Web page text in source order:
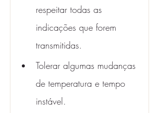
respeitar todas as
indicações que forem
transmitidas.
Tolerar algumas mudanças
de temperatura e tempo
instável.